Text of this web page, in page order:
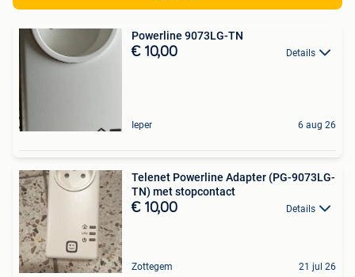
Powerline 9073LG-TN
€ 10,00 Details
Ieper 6 aug 26
Telenet Powerline Adapter (PG-9073LG-
TN) met stopcontact
€ 10,00 Details
Zottegem 21 jul 26